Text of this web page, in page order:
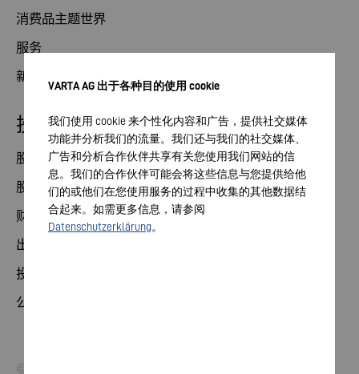
消费品主题世界
服务
新闻
投资者关系部
股票
股东大会
财务日历
出版物
投资者联系方式
公司治理
© 2026 VARTA AG.保留所有权利。
VARTA AG 出于各种目的使用 cookie
我们使用 cookie 来个性化内容和广告，提供社交媒体
功能并分析我们的流量。我们还与我们的社交媒体、
广告和分析合作伙伴共享有关您使用我们网站的信
息。我们的合作伙伴可能会将这些信息与您提供给他
们的或他们在您使用服务的过程中收集的其他数据结
合起来。如需更多信息，请参阅
Datenschutzerklärung。